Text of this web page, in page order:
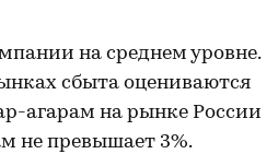
на среднем уровне.
сбыта оцениваются
агарам на рынке России
не превышает 3%.